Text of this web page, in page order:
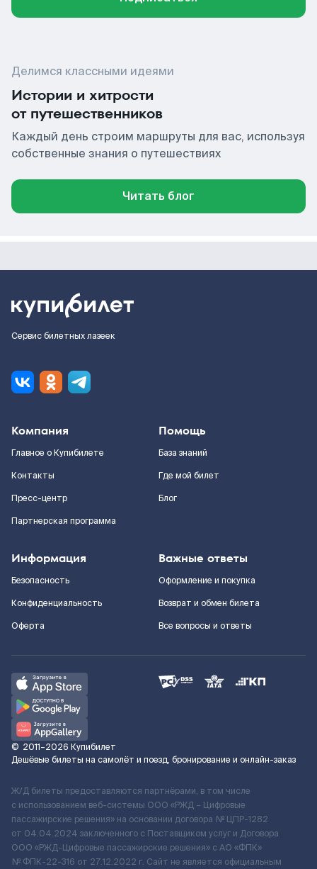
Делимся классными идеями
Истории и хитрости
от путешественников
Каждый день строим маршруты для вас, используя
собственные знания о путешествиях
Читать блог
Сервис билетных лазеек
Компания
Главное о Купибилете
Контакты
Пресс-центр
Партнерская программа
Помощь
База знаний
Где мой билет
Блог
Информация
Безопасность
Конфиденциальность
Оферта
Важные ответы
Оформление и покупка
Возврат и обмен билета
Все вопросы и ответы
© 2011–2026 Купибилет
Дешёвые билеты на самолёт и поезд, бронирование и онлайн-заказ
Ж/Д билеты предоставляются партнёрами, в том числе
с использованием веб-системы ООО «РЖД – Цифровые
пассажирские решения» на основании договора № ЦПР-1282
от 04.04.2024 заключенного с Поставщиком услуг и Договора
ООО «РЖД-Цифровые пассажирские решения» c АО «ФПК»
№ ФПК-22-316 от 27.12.2022 г. Сайт не является официальным